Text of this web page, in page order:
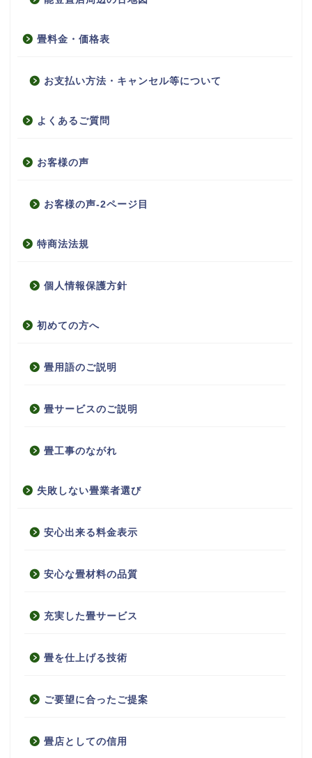
畳料金・価格表
お支払い方法・キャンセル等について
よくあるご質問
お客様の声
お客様の声-2ページ目
特商法法規
個人情報保護方針
初めての方へ
畳用語のご説明
畳サービスのご説明
畳工事のながれ
失敗しない畳業者選び
安心出来る料金表示
安心な畳材料の品質
充実した畳サービス
畳を仕上げる技術
ご要望に合ったご提案
畳店としての信用